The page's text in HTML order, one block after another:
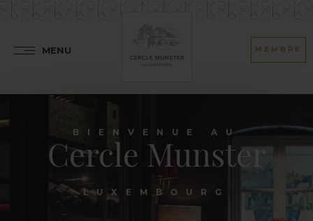
MENU MEMBRE
BIENVENUE AU
Cercle Munster
LUXEMBOURG